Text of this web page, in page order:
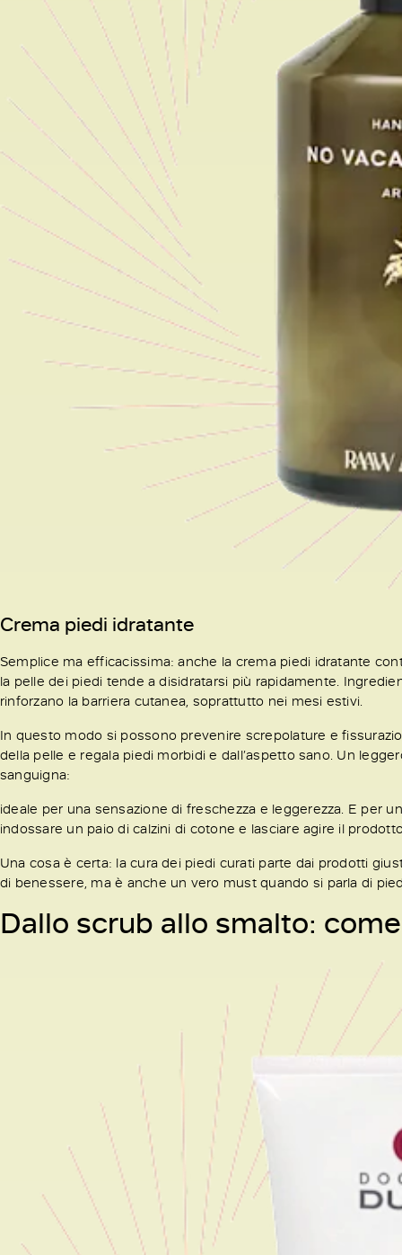
Crema piedi idratante
Semplice ma efficacissima: anche la crema piedi idratante
la pelle dei piedi tende a disidratarsi più rapidamente.
rinforzano la barriera cutanea, soprattutto nei mesi estivi.
In questo modo si possono prevenire screpolature e
della pelle e regala piedi morbidi e dall’aspetto sano. Un
sanguigna:
ideale per una sensazione di freschezza e leggerezza. E per
indossare un paio di calzini di cotone e lasciare agire il
Una cosa è certa: la cura dei piedi curati parte dai prodotti
di benessere, ma è anche un vero must quando si parla di
Dallo scrub allo smalto: